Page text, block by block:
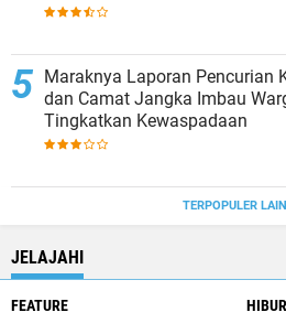
Maraknya Laporan Pencurian
dan Camat Jangka Imbau
Tingkatkan Kewaspadaan
TERPOPULER
JELAJAHI
FEATURE